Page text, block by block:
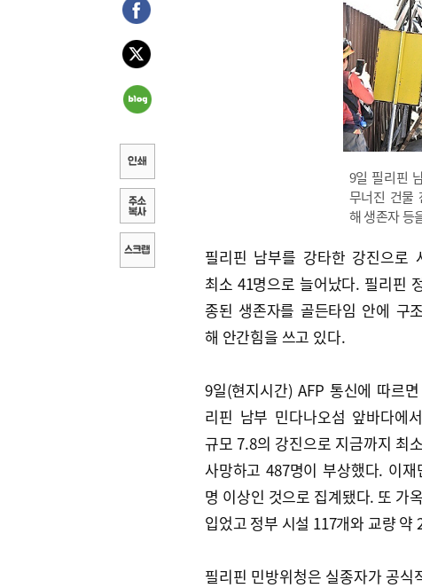
9일 필리핀
무너진 건물
해 생존자 등
필리핀 남부를 강타한 강진으로
최소 41명으로 늘어났다. 필리핀
종된 생존자를 골든타임 안에 구
해 안간힘을 쓰고 있다.
9일(현지시간) AFP 통신에 따르
리핀 남부 민다나오섬 앞바다에
규모 7.8의 강진으로 지금까지 최
사망하고 487명이 부상했다. 이재
명 이상인 것으로 집계됐다. 또 가
입었고 정부 시설 117개와 교량 약
필리핀 민방위청은 실종자가 공